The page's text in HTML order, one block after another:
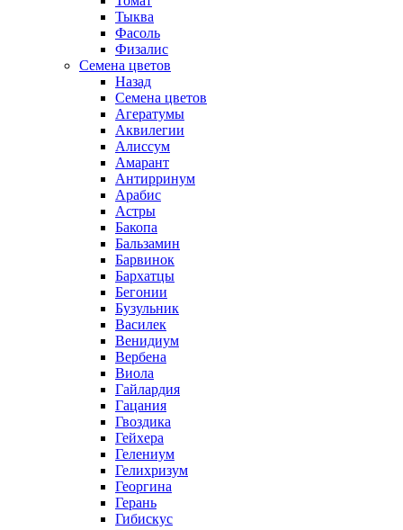
Тыква
Фасоль
Физалис
Семена цветов
Назад
Семена цветов
Агератумы
Аквилегии
Алиссум
Амарант
Антирринум
Арабис
Астры
Бакопа
Бальзамин
Барвинок
Бархатцы
Бегонии
Бузульник
Василек
Венидиум
Вербена
Виола
Гайлардия
Гацания
Гвоздика
Гейхера
Гелениум
Гелихризум
Георгина
Герань
Гибискус